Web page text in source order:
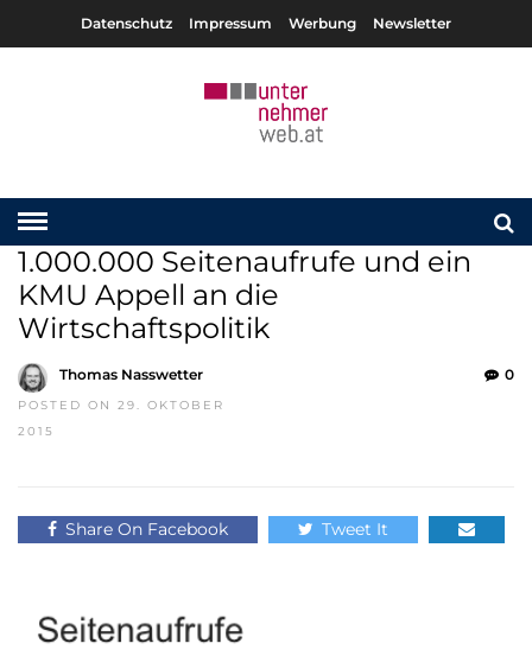
Datenschutz Impressum Werbung Newsletter
1.000.000 Seitenaufrufe und ein
KMU Appell an die
Wirtschaftspolitik
Thomas Nasswetter
POSTED ON 29. OKTOBER
2015
0
Share On Facebook Tweet It